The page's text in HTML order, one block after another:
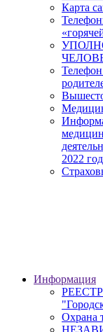
Карта
2022
Информация
Охрана